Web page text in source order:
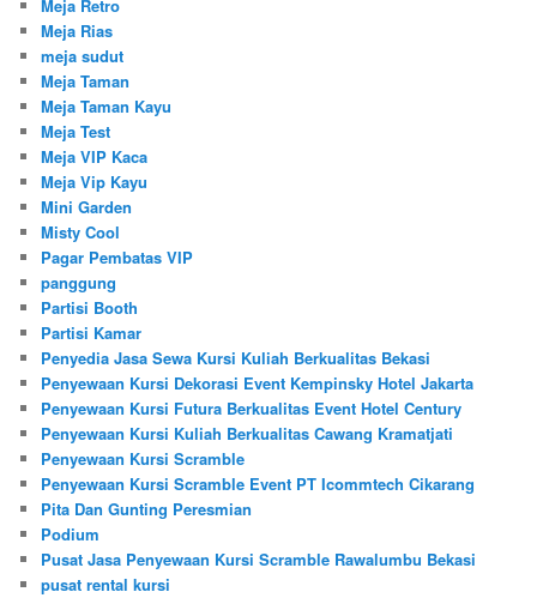
Meja Retro
Meja Rias
meja sudut
Meja Taman
Meja Taman Kayu
Meja Test
Meja VIP Kaca
Meja Vip Kayu
Mini Garden
Misty Cool
Pagar Pembatas VIP
panggung
Partisi Booth
Partisi Kamar
Penyedia Jasa Sewa Kursi Kuliah Berkualitas Bekasi
Penyewaan Kursi Dekorasi Event Kempinsky Hotel Jakarta
Penyewaan Kursi Futura Berkualitas Event Hotel Century
Penyewaan Kursi Kuliah Berkualitas Cawang Kramatjati
Penyewaan Kursi Scramble
Penyewaan Kursi Scramble Event PT Icommtech Cikarang
Pita Dan Gunting Peresmian
Podium
Pusat Jasa Penyewaan Kursi Scramble Rawalumbu Bekasi
pusat rental kursi